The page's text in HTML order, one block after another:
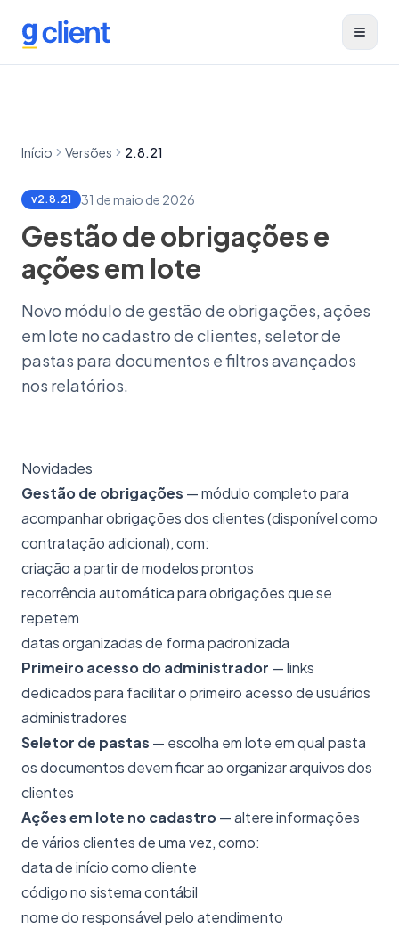
next-wp starter
Início Versões 2.8.21
v2.8.21 31 de maio de 2026
Gestão de obrigações e
ações em lote
Novo módulo de gestão de obrigações, ações
em lote no cadastro de clientes, seletor de
pastas para documentos e filtros avançados
nos relatórios.
Novidades
Gestão de obrigações — módulo completo para
acompanhar obrigações dos clientes (disponível como
contratação adicional), com:
criação a partir de modelos prontos
recorrência automática para obrigações que se
repetem
datas organizadas de forma padronizada
Primeiro acesso do administrador — links
dedicados para facilitar o primeiro acesso de usuários
administradores
Seletor de pastas — escolha em lote em qual pasta
os documentos devem ficar ao organizar arquivos dos
clientes
Ações em lote no cadastro— altere informações
de vários clientes de uma vez, como:
data de início como cliente
código no sistema contábil
nome do responsável pelo atendimento